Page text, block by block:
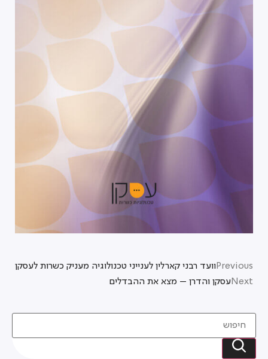
Previousוועד רבני קארלין לענייני טכנולוגיה מעניק כשרות לעסקן
Nextעסקן והדרן – מצא את ההבדלים